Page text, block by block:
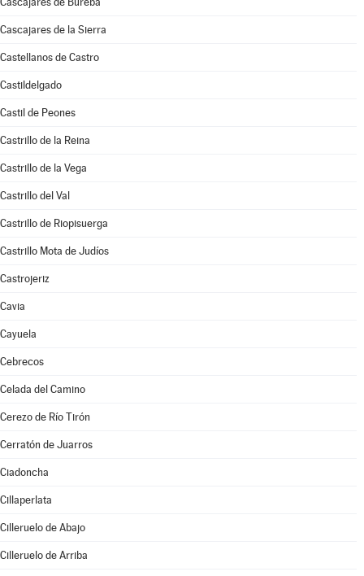
Cascajares de la Sierra
Castellanos de Castro
Castildelgado
Castil de Peones
Castrillo de la Reina
Castrillo de la Vega
Castrillo del Val
Castrillo de Riopisuerga
Castrillo Mota de Judíos
Castrojeriz
Cavia
Cayuela
Cebrecos
Celada del Camino
Cerezo de Río Tirón
Cerratón de Juarros
Ciadoncha
Cillaperlata
Cilleruelo de Abajo
Cilleruelo de Arriba